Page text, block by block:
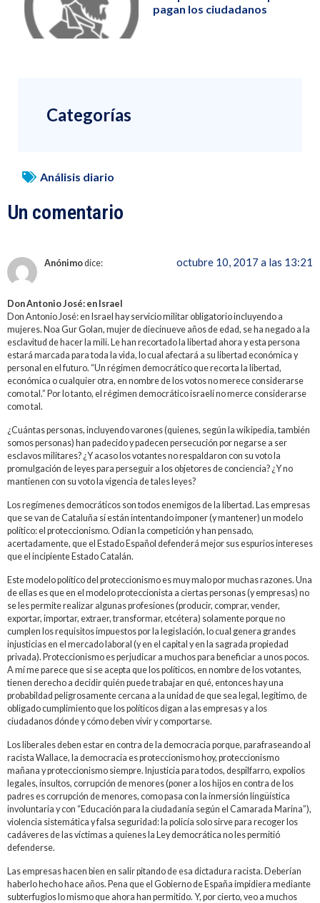
pagan los ciudadanos
Categorías
Análisis diario
Un comentario
Anónimodice: octubre 10, 2017 a las 13:21
Don Antonio José: en Israel
Don Antonio José: en Israel hay servicio militar obligatorio incluyendo a
mujeres. Noa Gur Golan, mujer de diecinueve años de edad, se ha negado a la
esclavitud de hacer la mili. Le han recortado la libertad ahora y esta persona
estará marcada para toda la vida, lo cual afectará a su libertad económica y
personal en el futuro. “Un régimen democrático que recorta la libertad,
económica o cualquier otra, en nombre de los votos no merece considerarse
como tal.” Por lo tanto, el régimen democrático israelí no merce considerarse
como tal.
¿Cuántas personas, incluyendo varones (quienes, según la wikipedia, también
somos personas) han padecido y padecen persecución por negarse a ser
esclavos militares? ¿Y acaso los votantes no respaldaron con su voto la
promulgación de leyes para perseguir a los objetores de conciencia? ¿Y no
mantienen con su voto la vigencia de tales leyes?
Los regímenes democráticos son todos enemigos de la libertad. Las empresas
que se van de Cataluña sí están intentando imponer (y mantener) un modelo
político: el proteccionismo. Odian la competición y han pensado,
acertadamente, que el Estado Español defenderá mejor sus espurios intereses
que el incipiente Estado Catalán.
Este modelo político del proteccionismo es muy malo por muchas razones. Una
de ellas es que en el modelo proteccionista a ciertas personas (y empresas) no
se les permite realizar algunas profesiones (producir, comprar, vender,
exportar, importar, extraer, transformar, etcétera) solamente porque no
cumplen los requisitos impuestos por la legislación, lo cual genera grandes
injusticias en el mercado laboral (y en el capital y en la sagrada propiedad
privada). Proteccionismo es perjudicar a muchos para beneficiar a unos pocos.
A mí me parece que si se acepta que los políticos, en nombre de los votantes,
tienen derecho a decidir quién puede trabajar en qué, entonces hay una
probabildad peligrosamente cercana a la unidad de que sea legal, legítimo, de
obligado cumplimiento que los políticos digan a las empresas y a los
ciudadanos dónde y cómo deben vivir y comportarse.
Los liberales deben estar en contra de la democracia porque, parafraseando al
racista Wallace, la democracia es proteccionismo hoy, proteccionismo
mañana y proteccionismo siempre. Injusticia para todos, despilfarro, expolios
legales, insultos, corrupción de menores (poner a los hijos en contra de los
padres es corrupción de menores, como pasa con la inmersión lingüística
involuntaria y con “Educación para la ciudadanía según el Camarada Marina”),
violencia sistemática y falsa seguridad: la policía solo sirve para recoger los
cadáveres de las víctimas a quienes la Ley democrática no les permitió
defenderse.
Las empresas hacen bien en salir pitando de esa dictadura racista. Deberían
haberlo hecho hace años. Pena que el Gobierno de España impidiera mediante
subterfugios lo mismo que ahora han permitido. Y, por cierto, veo a muchos